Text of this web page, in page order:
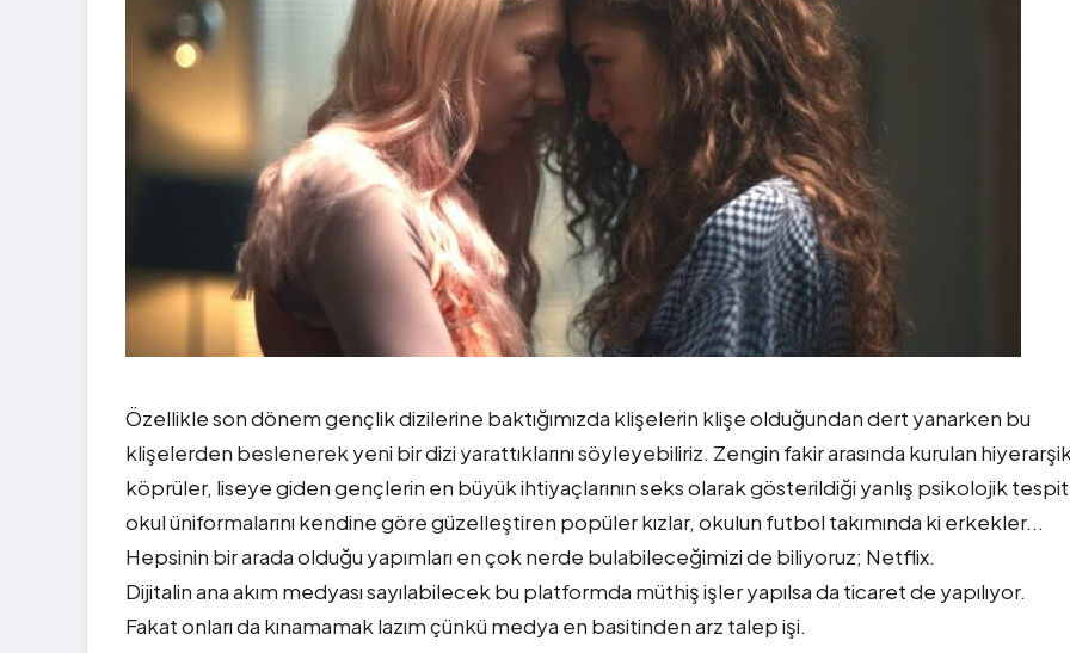
Özellikle son dönem gençlik dizilerine baktığımızda klişelerin klişe olduğundan dert yanarken bu
klişelerden beslenerek yeni bir dizi yarattıklarını söyleyebiliriz. Zengin fakir arasında kurulan hiyerarşik
köprüler, liseye giden gençlerin en büyük ihtiyaçlarının seks olarak gösterildiği yanlış psikolojik
okul üniformalarını kendine göre güzelleştiren popüler kızlar, okulun futbol takımında ki erkekler...
Hepsinin bir arada olduğu yapımları en çok nerde bulabileceğimizi de biliyoruz; Netflix.
Dijitalin ana akım medyası sayılabilecek bu platformda müthiş işler yapılsa da ticaret de yapılıyor.
Fakat onları da kınamamak lazım çünkü medya en basitinden arz talep işi.